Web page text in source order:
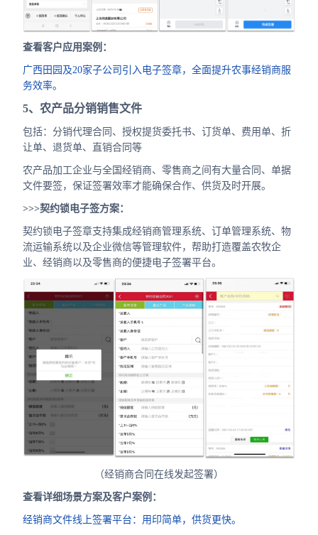
查看客户应用案例：
广西田园及20家子公司引入电子签章，全面提升农事经销商服
务效率。
5、农产品分销销售文件
包括：分销代理合同、授权提货委托书、订货单、费用单、折
让单、退货单、直销合同等
农产品加工企业与全国经销商、零售商之间有大量合同、单据
文件要签，保证签署效率才能确保合作、供货及时开展。
>>>契约锁电子签方案：
契约锁电子签章支持集成经销商管理系统、订单管理系统、物
流运输系统以及企业微信等管理软件，帮助打造覆盖农牧企
业、经销商以及零售商的便捷电子签署平台。
（经销商合同在线发起签署）
查看详细场景方案及客户案例：
经销商文件线上签署平台：用印简单，供货更快。